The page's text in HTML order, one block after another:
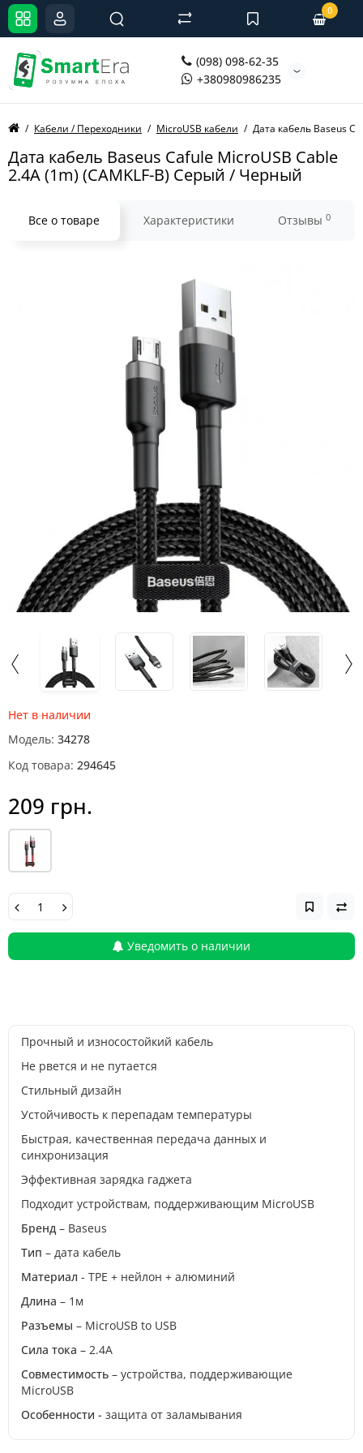
(098) 098-62-35
+380980986235
0
Кабели / Переходники MicroUSB кабели Дата кабель Baseus
Дата кабель Baseus Cafule MicroUSB Cable
2.4A (1m) (CAMKLF-B) Серый / Черный
Все о товаре Характеристики Отзывы 0
Нет в наличии
Модель: 34278
Код товара: 294645
209 грн.
Уведомить о наличии
Прочный и износостойкий кабель
Не рвется и не путается
Стильный дизайн
Устойчивость к перепадам температуры
Быстрая, качественная передача данных и
синхронизация
Эффективная зарядка гаджета
Подходит устройствам, поддерживающим MicroUSB
Бренд – Baseus
Тип – дата кабель
Материал - TPE + нейлон + алюминий
Длина – 1м
Разъемы – MicroUSB to USB
Сила тока – 2.4A
Совместимость – устройства, поддерживающие
MicroUSB
Особенности - защита от заламывания